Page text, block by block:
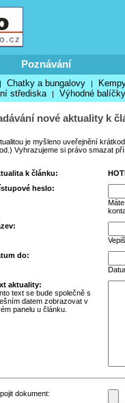
Poznávání
| Chatky a bungalovy |
střediska | Výhodné
nové aktuality k
je myšleno uveřejnění
Vyhrazujeme si právo smazat
k článku:
heslo:
do:
aktuality:
text se bude společně s
datem zobrazovat v
panelu u článku.
dokument: